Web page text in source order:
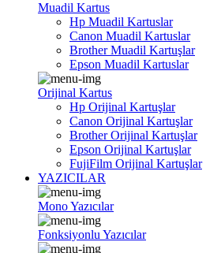
Muadil Kartus
Hp Muadil Kartuslar
Canon Muadil Kartuslar
Brother Muadil Kartuşlar
Epson Muadil Kartuslar
Orijinal Kartus
Hp Orijinal Kartuşlar
Canon Orijinal Kartuşlar
Brother Orijinal Kartuşlar
Epson Orijinal Kartuşlar
FujiFilm Orijinal Kartuşlar
YAZICILAR
Mono Yazıcılar
Fonksiyonlu Yazıcılar